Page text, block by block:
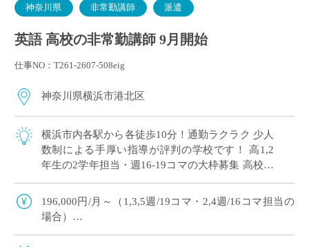
神奈川県 非常勤講師 派遣
英語 高校の非常勤講師 9月開始
仕事NO：T261-2607-508eig
神奈川県横浜市港北区
横浜市内各駅から各徒歩10分！通勤ラクラク 少人
数制による手厚い指導が評判の学校です！ 高1,2
年生の2学年担当・週16-19コマの大枠募集 高校免
196,000円/月～（1,3,5週/19コマ・2,4週/16コマ担当の
場合）